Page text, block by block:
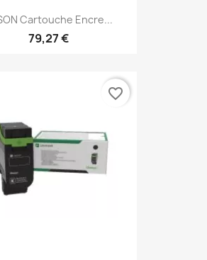
Cartouche Encre...
79,27 €
favorite_border